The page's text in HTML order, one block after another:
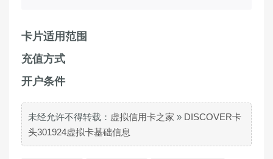
卡片适用范围
充值方式
开户条件
未经允许不得转载： 虚拟信用卡之家 » DISCOVER卡
头301924虚拟卡基础信息